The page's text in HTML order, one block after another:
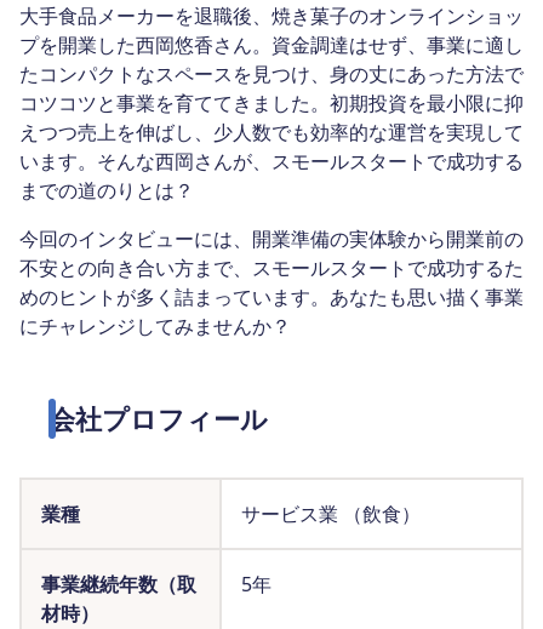
大手食品メーカーを退職後、焼き菓子のオンラインショッ
プを開業した西岡悠香さん。資金調達はせず、事業に適し
たコンパクトなスペースを見つけ、身の丈にあった方法で
コツコツと事業を育ててきました。初期投資を最小限に抑
えつつ売上を伸ばし、少人数でも効率的な運営を実現して
います。そんな西岡さんが、スモールスタートで成功する
までの道のりとは？
今回のインタビューには、開業準備の実体験から開業前の
不安との向き合い方まで、スモールスタートで成功するた
めのヒントが多く詰まっています。あなたも思い描く事業
にチャレンジしてみませんか？
会社プロフィール
業種 サービス業 （飲食）
事業継続年数（取
材時）
5年